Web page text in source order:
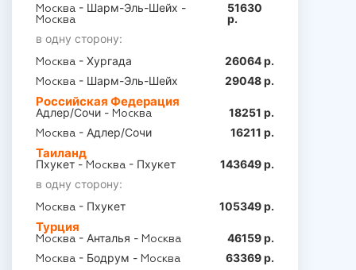
Москва - Шарм-Эль-Шейх -
Москва
51630
р.
в одну сторону:
Москва - Хургада 26064 р.
Москва - Шарм-Эль-Шейх 29048 р.
Российская Федерация
Адлер/Сочи - Москва 18251 р.
Москва - Адлер/Сочи 16211 р.
Таиланд
Пхукет -Москва - Пхукет
143649 р.
в одну сторону:
Москва - Пхукет 105349 р.
Турция
Москва - Анталья - Москва 46159 р.
Москва - Бодрум - Москва 63369 р.